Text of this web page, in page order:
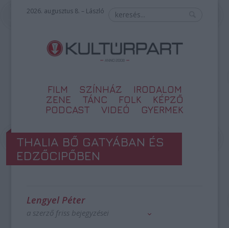
2026. augusztus 8. – László
FILM SZÍNHÁZ
IRODALOM
ZENE
TÁNC FOLK
KÉPZŐ
PODCAST
VIDEÓ GYERMEK
THALIA BŐ GATYÁBAN ÉS
EDZŐCIPŐBEN
Lengyel Péter
a szerző friss bejegyzései